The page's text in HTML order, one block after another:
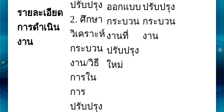
รายละเอียด
การดำเนิน
งาน
ปรับปรุง
2. ศึกษา
วิเคราะห์
กระบวน
งาน/วิธี
การใน
การ
ปรับปรุง
ออกแบบ
กระบวน
งานที่
ปรับปรุง
ใหม่
ปรับปรุง
กระบวน
งาน